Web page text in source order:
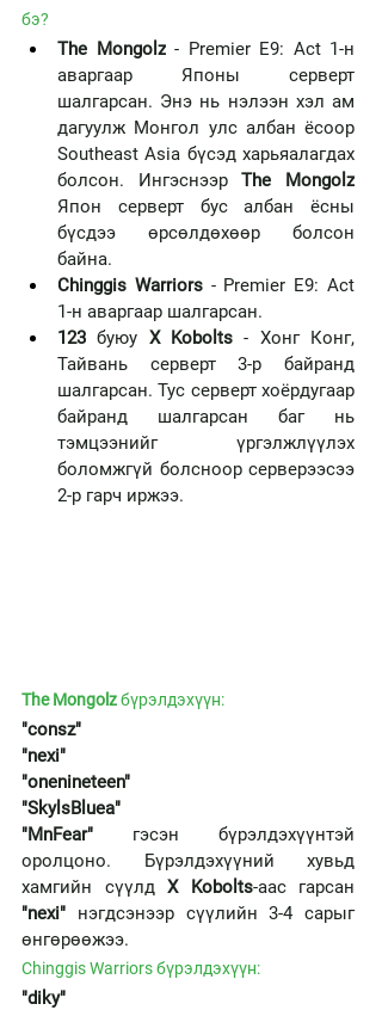
бэ?
The Mongolz - Premier E9: Act 1-н
аваргаар Японы серверт
шалгарсан. Энэ нь нэлээн хэл ам
дагуулж Монгол улс албан ёсоор
Southeast Asia бүсэд харьяалагдах
болсон. Ингэснээр The Mongolz
Япон серверт бус албан ёсны
бүсдээ өрсөлдөхөөр болсон
байна.
Chinggis Warriors - Premier E9: Act
1-н аваргаар шалгарсан.
123 буюу X Kobolts - Хонг Конг,
Тайвань серверт 3-р байранд
шалгарсан. Тус серверт хоёрдугаар
байранд шалгарсан баг нь
тэмцээнийг үргэлжлүүлэх
боломжгүй болсноор серверээсээ
2-р гарч иржээ.
The Mongolz бүрэлдэхүүн:
"consz"
"nexi"
"onenineteen"
"SkylsBluea"
"MnFear" гэсэн бүрэлдэхүүнтэй
оролцоно. Бүрэлдэхүүний хувьд
хамгийн сүүлд X Kobolts
"nexi" нэгдсэнээр сүүлийн 3-4 сарыг
өнгөрөөжээ.
Chinggis Warriors бүрэлдэхүүн:
"diky"